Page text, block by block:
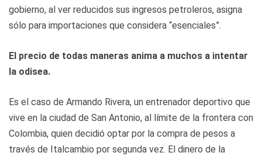
gobierno, al ver reducidos sus ingresos petroleros, asigna
sólo para importaciones que considera “esenciales”.
El precio de todas maneras anima a muchos a intentar
la odisea.
Es el caso de Armando Rivera, un entrenador deportivo que
vive en la ciudad de San Antonio, al límite de la frontera con
Colombia, quien decidió optar por la compra de pesos a
través de Italcambio por segunda vez. El dinero de la